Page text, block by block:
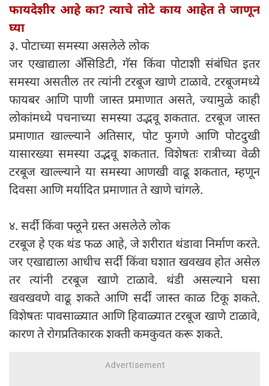
फायदेशीर आहे का? त्याचे तोटे काय आहेत ते जाणून
घ्या
३. पोटाच्या समस्या असलेले लोक
जर एखाद्याला अ‍ॅसिडिटी, गॅस किंवा पोटाशी संबंधित इतर
समस्या असतील तर त्यांनी टरबूज खाणे टाळावे. टरबूजमध्ये
फायबर आणि पाणी जास्त प्रमाणात असते, ज्यामुळे काही
लोकांमध्ये पचनाच्या समस्या उद्भवू शकतात. टरबूज जास्त
प्रमाणात खाल्ल्याने अतिसार, पोट फुगणे आणि पोटदुखी
यासारख्या समस्या उद्भवू शकतात. विशेषतः रात्रीच्या वेळी
टरबूज खाल्ल्याने या समस्या आणखी वाढू शकतात, म्हणून
दिवसा आणि मर्यादित प्रमाणात ते खाणे चांगले.
४. सर्दी किंवा फ्लूने ग्रस्त असलेले लोक
टरबूज हे एक थंड फळ आहे, जे शरीरात थंडावा निर्माण करते.
जर एखाद्याला आधीच सर्दी किंवा घशात खवखव होत असेल
तर त्यांनी टरबूज खाणे टाळावे. थंडी असल्याने घसा
खवखवणे वाढू शकते आणि सर्दी जास्त काळ टिकू शकते.
विशेषतः पावसाळ्यात आणि हिवाळ्यात टरबूज खाणे टाळावे,
कारण ते रोगप्रतिकारक शक्ती कमकुवत करू शकते.